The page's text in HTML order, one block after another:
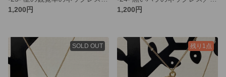
1,200円
1,200円
SOLD OUT 残り1点